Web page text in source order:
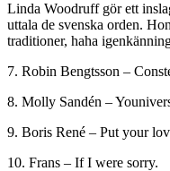
Linda Woodruff gör ett
uttala de svenska orden.
traditioner, haha
7. Robin Bengtsson –
8. Molly Sandén –
9. Boris René – Put your
10. Frans – If I were sorry.